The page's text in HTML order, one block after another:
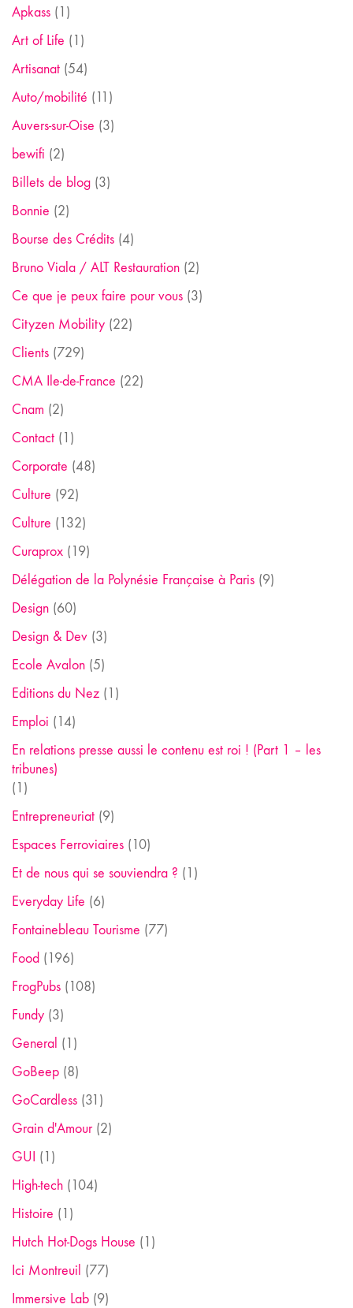
Apkass (1)
Art of Life (1)
Artisanat (54)
Auto/mobilité (11)
Auvers-sur-Oise (3)
bewifi (2)
Billets de blog (3)
Bonnie (2)
Bourse des Crédits (4)
Bruno Viala / ALT Restauration (2)
Ce que je peux faire pour vous (3)
Cityzen Mobility (22)
Clients (729)
CMA Ile-de-France (22)
Cnam (2)
Contact (1)
Corporate (48)
Culture (92)
Culture (132)
Curaprox (19)
Délégation de la Polynésie Française à Paris (9)
Design (60)
Design & Dev (3)
Ecole Avalon (5)
Editions du Nez (1)
Emploi (14)
En relations presse aussi le contenu est roi ! (Part 1 – les
tribunes)
(1)
Entrepreneuriat (9)
Espaces Ferroviaires (10)
Et de nous qui se souviendra ? (1)
Everyday Life (6)
Fontainebleau Tourisme (77)
Food (196)
FrogPubs (108)
Fundy (3)
General (1)
GoBeep (8)
GoCardless (31)
Grain d'Amour(2)
GUI (1)
High-tech (104)
Histoire (1)
Hutch Hot-Dogs House (1)
Ici Montreuil (77)
Immersive Lab (9)